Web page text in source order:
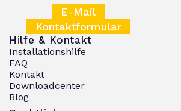
E-Mail
Kontaktformular
Hilfe & Kontakt
Installationshilfe
FAQ
Kontakt
Downloadcenter
Blog